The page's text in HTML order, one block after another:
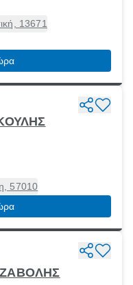
13671
57010